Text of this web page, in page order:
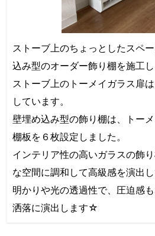
ストーブ上のちょっとしたスペ
込み型のオーダー飾り棚を施工し
ストーブ上のトーメイガラス扉
しています。
壁埋め込み型の飾り棚は、トー
棚板を６枚設定しました。
インテリア性の高いガラスの飾
な空間に調和して高級感を演出
明かりや光の透過性で、圧迫感
洒落に演出します☆